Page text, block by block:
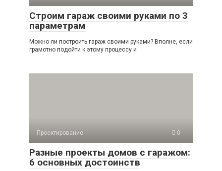
Строим гараж своими руками по 3
параметрам
Можно ли построить гараж своими руками? Вполне, если
грамотно подойти к этому процессу и
Проектирование 0
Разные проекты домов с гаражом:
6 основных достоинств